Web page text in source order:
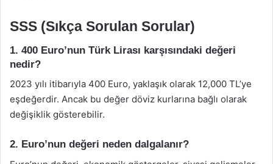
SSS (Sıkça Sorulan Sorular)
1. 400 Euro’nun Türk Lirası karşısındaki değeri
nedir?
2023 yılı itibarıyla 400 Euro, yaklaşık olarak 12,000 TL’ye
eşdeğerdir. Ancak bu değer döviz kurlarına bağlı olarak
değişiklik gösterebilir.
2. Euro’nun değeri neden dalgalanır?